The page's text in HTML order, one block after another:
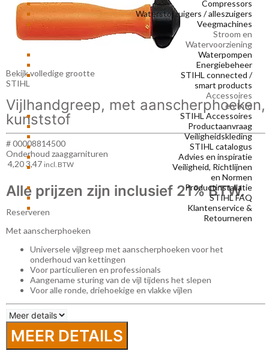
Compressors
Waterstofzuigers / alleszuigers
Veegmachines
Stroom en
Watervoorziening
Waterpompen
Energiebeheer
STIHL connected /
smart products
Accessoires
en Info
STIHL Accessoires
Productaanvraag
Veiligheidskleding
STIHL catalogus
Advies en inspiratie
Veiligheid, Richtlijnen
en Normen
Productinstallatie
STIHL FAQ
Klantenservice &
Retourneren
Bekijk volledige grootte
STIHL
Vijlhandgreep, met aanscherphoeken,
kunststof
# 00008814500
Onderhoud zaaggarnituren
4,203,47 incl. BTW
Alle prijzen zijn inclusief 21% BTW.
Reserveren
Met aanscherphoeken
Universele vijlgreep met aanscherphoeken voor het
onderhoud van kettingen
Voor particulieren en professionals
Aangename sturing van de vijl tijdens het slepen
Voor alle ronde, driehoekige en vlakke vijlen
MEER DETAILS